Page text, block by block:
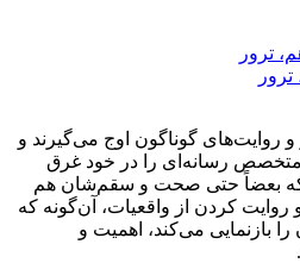
و روایت‌های گوناگون اوج می‌گیرند و
رسانه‌ای را در خود غرق
که بعضاً حتی صحت و سقم‌شان هم
کردن از واقعیات، آن‌گونه که
بازنمایی می‌کند، اهمیت و